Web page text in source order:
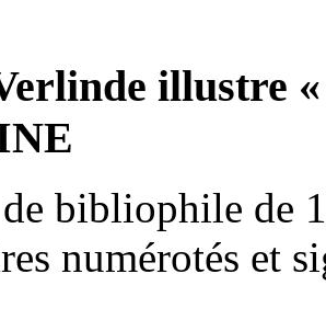
illustre
bibliophile de
numérotés et